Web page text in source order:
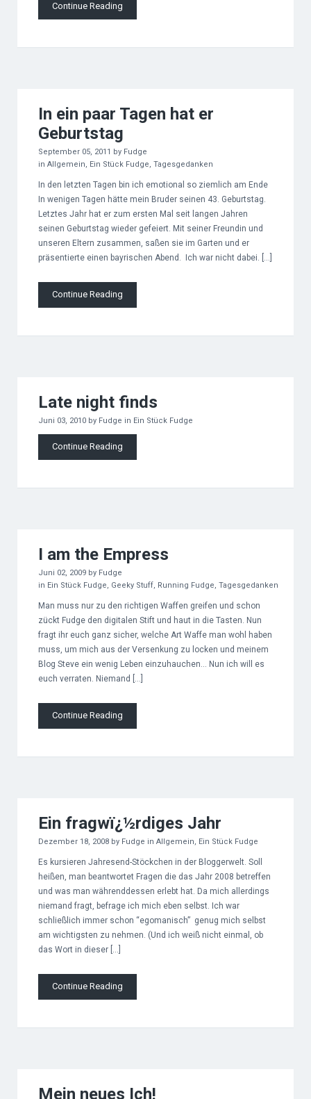
Continue Reading
In ein paar Tagen hat er
Geburtstag
September 05, 2011 by Fudge
in Allgemein, Ein Stück Fudge, Tagesgedanken
In den letzten Tagen bin ich emotional so ziemlich am Ende
In wenigen Tagen hätte mein Bruder seinen 43. Geburtstag.
Letztes Jahr hat er zum ersten Mal seit langen Jahren
seinen Geburtstag wieder gefeiert. Mit seiner Freundin und
unseren Eltern zusammen, saßen sie im Garten und er
präsentierte einen bayrischen Abend. Ich war nicht dabei. […]
Continue Reading
Late night finds
Juni 03, 2010 by Fudge in Ein Stück Fudge
Continue Reading
I am the Empress
Juni 02, 2009 by Fudge
in Ein Stück Fudge, Geeky Stuff, Running Fudge, Tagesgedanken
Man muss nur zu den richtigen Waffen greifen und schon
zückt Fudge den digitalen Stift und haut in die Tasten. Nun
fragt ihr euch ganz sicher, welche Art Waffe man wohl haben
muss, um mich aus der Versenkung zu locken und meinem
Blog Steve ein wenig Leben einzuhauchen… Nun ich will es
euch verraten. Niemand […]
Continue Reading
Ein fragwï¿½rdiges Jahr
Dezember 18, 2008 by Fudge in Allgemein, Ein Stück Fudge
Es kursieren Jahresend-Stöckchen in der Bloggerwelt. Soll
heißen, man beantwortet Fragen die das Jahr 2008 betreffen
und was man währenddessen erlebt hat. Da mich allerdings
niemand fragt, befrage ich mich eben selbst. Ich war
schließlich immer schon “egomanisch” genug mich selbst
am wichtigsten zu nehmen. (Und ich weiß nicht einmal, ob
das Wort in dieser […]
Continue Reading
Mein neues Ich!